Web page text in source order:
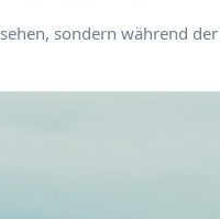
sondern während